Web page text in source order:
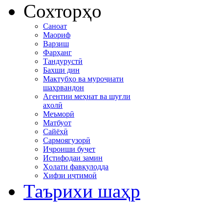
Сохторҳо
Саноат
Маориф
Варзиш
Фарҳанг
Тандурустӣ
Бахши дин
Мактубҳо ва муроҷиати
шаҳрвандон
Агентии меҳнат ва шуғли
аҳолӣ
Меъморӣ
Матбуот
Сайёҳӣ
Сармоягузорӣ
Иҷроиши буҷет
Истифодаи замин
Ҳолати фавқулодда
Хифзи иҷтимоӣ
Таърихи шаҳр